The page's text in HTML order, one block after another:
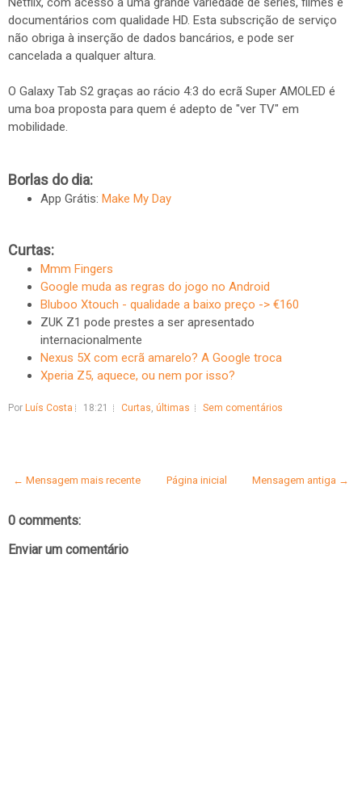
documentários com qualidade HD. Esta subscrição de serviço
não obriga à inserção de dados bancários, e pode ser
cancelada a qualquer altura.
O Galaxy Tab S2 graças ao rácio 4:3 do ecrã Super AMOLED é
uma boa proposta para quem é adepto de "ver TV" em
mobilidade.
Borlas do dia:
App Grátis: Make My Day
Curtas:
Mmm Fingers
Google muda as regras do jogo no Android
Bluboo Xtouch - qualidade a baixo preço -> €160
ZUK Z1 pode prestes a ser apresentado
internacionalmente
Nexus 5X com ecrã amarelo? A Google troca
Xperia Z5, aquece, ou nem por isso?
Por Luís Costa 18:21 Curtas, últimas Sem comentários
← Mensagem mais recente Mensagem antiga →
Página inicial
0 comments:
Enviar um comentário